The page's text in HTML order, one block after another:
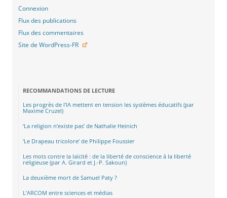
Connexion
Flux des publications
Flux des commentaires
Site de WordPress-FR
RECOMMANDATIONS DE LECTURE
Les progrès de l’IA mettent en tension les systèmes éducatifs (par
Maxime Cruzel)
‘La religion n’existe pas’ de Nathalie Heinich
‘Le Drapeau tricolore’ de Philippe Foussier
Les mots contre la laïcité : de la liberté de conscience à la liberté
religieuse (par A. Girard et J.-P. Sakoun)
La deuxième mort de Samuel Paty ?
L’ARCOM entre sciences et médias